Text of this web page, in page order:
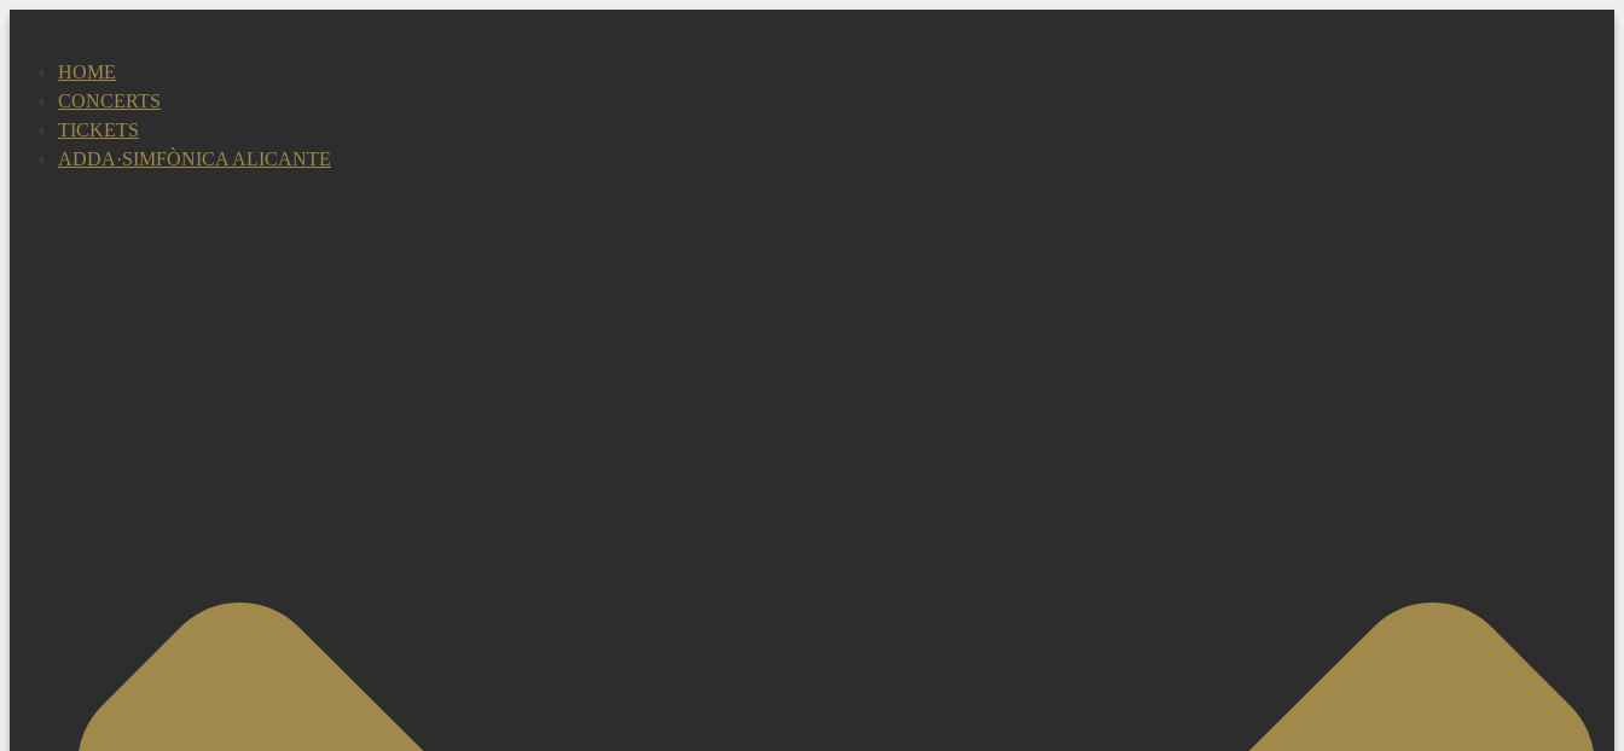
contentHOME
CONCERTS
TICKETS
ADDA·SIMFÒNICA ALICANTE